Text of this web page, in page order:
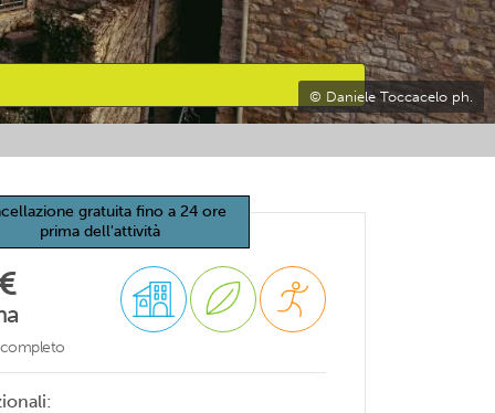
© Daniele Toccacelo ph.
gratuita fino a 24 ore
prima dell'attività